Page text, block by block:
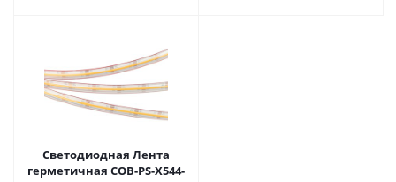
Светодиодная Лента
герметичная COB-PS-X544-